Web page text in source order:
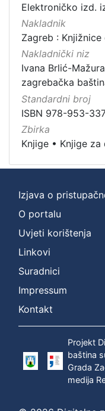
Elektroničko izd.
Nakladnik
Zagreb :
Nakladnički niz
Ivana Brlić-
zagrebačka
Standardni broj
ISBN 978-953-
Zbirka
Knjige • Knjige za
Izjava o
O portalu
Uvjeti korištenja
Linkovi
Suradnici
Impressum
Kontakt
Projekt
baština
Grada
medija